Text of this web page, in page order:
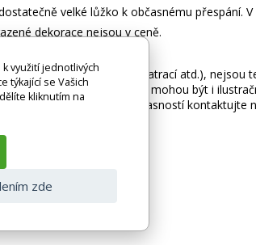
velké lůžko k občasnému přespání.
dekorace nejsou v ceně.
spotřebičů, baterie, matrací atd.), nejsou
zboží. Fotografie mohou být i
el. podoby. V případě nejasností kontaktujte
využití jednotlivých
týkající se Vašich
kliknutím na
zde